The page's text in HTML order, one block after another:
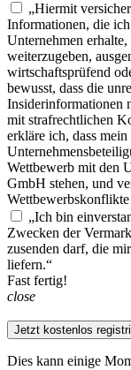
„Hiermit
Informationen, die
Unternehmen
weiterzugeben,
wirtschaftsprüfend
bewusst, dass die
Insiderinformationen
mit strafrechtlichen
erkläre ich, dass
Wettbewerb mit den
GmbH stehen, und
„Ich bin
Zwecken der
zusenden darf, die
liefern.“
Fast fertig!
close
Jetzt kostenlos
Dies kann einige